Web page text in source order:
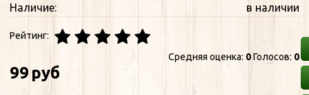
Наличие: в наличии
Рейтинг:
Средняя оценка: 0Голосов: 0
99 руб